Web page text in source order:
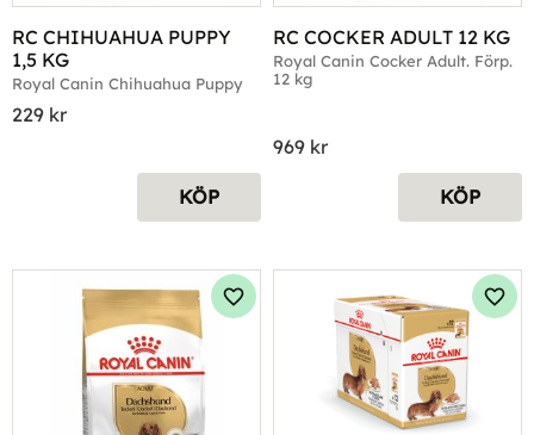
RC CHIHUAHUA PUPPY
1,5 KG
Royal Canin Chihuahua Puppy
229 kr
KÖP
RC COCKER ADULT 12 KG
Royal Canin Cocker Adult. Förp.
12 kg
969 kr
KÖP
Lägg till i favoriter